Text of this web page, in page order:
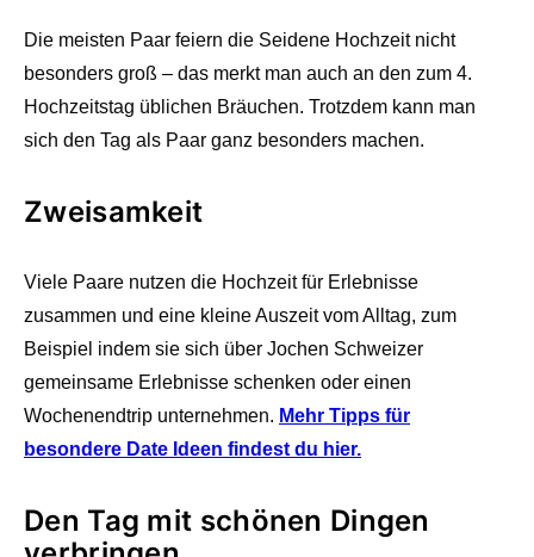
Die meisten Paar feiern die Seidene Hochzeit nicht
besonders groß – das merkt man auch an den zum 4.
Hochzeitstag üblichen Bräuchen. Trotzdem kann man
sich den Tag als Paar ganz besonders machen.
Zweisamkeit
Viele Paare nutzen die Hochzeit für Erlebnisse
zusammen und eine kleine Auszeit vom Alltag, zum
Beispiel indem sie sich über Jochen Schweizer
gemeinsame Erlebnisse schenken oder einen
Wochenendtrip unternehmen. Mehr Tipps für
besondere Date Ideen findest du hier.
Den Tag mit schönen Dingen